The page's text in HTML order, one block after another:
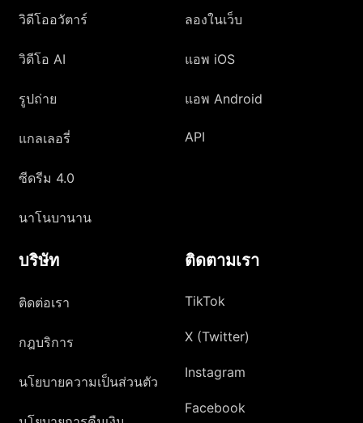
วิดีโออวัตาร์
วิดีโอ AI
รูปถ่าย
แกลเลอรี่
ซีดรีม 4.0
นาโนบานาน
ลองในเว็บ
แอพ iOS
แอพ Android
API
บริษัท
ติดต่อเรา
กฎบริการ
นโยบายความเป็นส่วนตัว
ติดตามเรา
TikTok
X (Twitter)
Instagram
Facebook